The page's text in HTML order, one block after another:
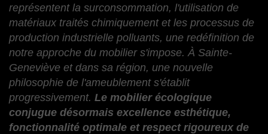
représentent la surconsommation, l'utilisation de
matériaux traités chimiquement et les processus de
production industrielle polluants, une redéfinition de
notre approche du mobilier s'impose. À Sainte-
Geneviève et dans sa région, une nouvelle
philosophie de l'ameublement s'établit
progressivement. Le mobilier écologique
conjugue désormais excellence esthétique,
fonctionnalité optimale et respect rigoureux de